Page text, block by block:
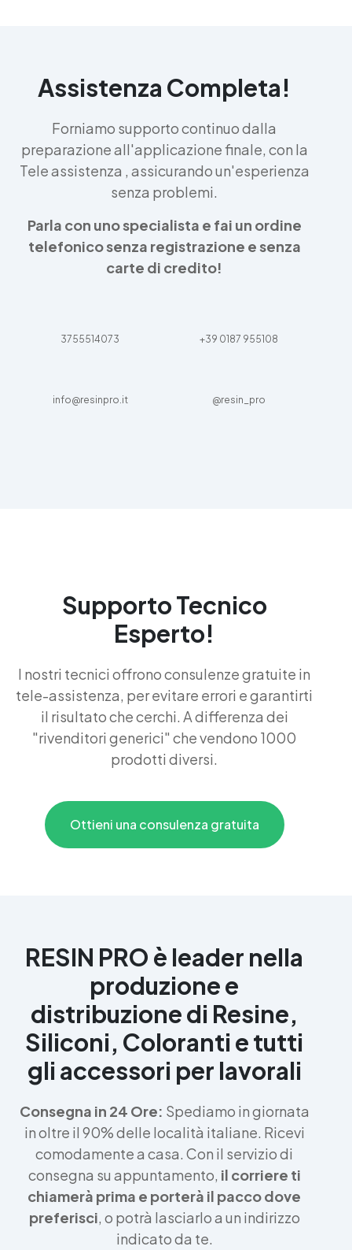
Assistenza Completa!
Forniamo supporto continuo dalla
preparazione all'applicazione finale, con la
Tele assistenza , assicurando un'esperienza
senza problemi.
Parla con uno specialista e fai un ordine
telefonico senza registrazione e senza
carte di credito!
3755514073 +39 0187 955108
info@resinpro.it @resin_pro
Supporto Tecnico
Esperto!
I nostri tecnici offrono consulenze gratuite in
tele-assistenza, per evitare errori e garantirti
il risultato che cerchi. A differenza dei
"rivenditori generici" che vendono 1000
prodotti diversi.
Ottieni una consulenza gratuita
RESIN PRO è leader nella
produzione e
distribuzione di Resine,
Siliconi, Coloranti e tutti
gli accessori per lavorali
Consegna in 24 Ore: Spediamo in giornata
in oltre il 90% delle località italiane. Ricevi
comodamente a casa. Con il servizio di
consegna su appuntamento, il corriere ti
chiamerà prima e porterà il pacco dove
preferisci, o potrà lasciarlo a un indirizzo
indicato da te.